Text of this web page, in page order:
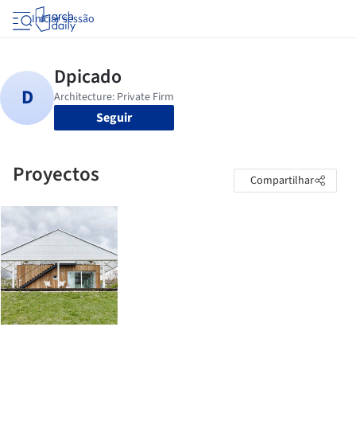
Iniciar sessão
Seguir
Proyectos Compartilhar